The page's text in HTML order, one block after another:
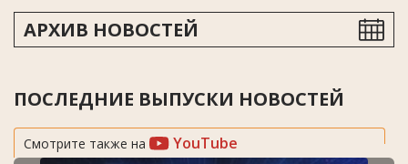
АРХИВ НОВОСТЕЙ
ПОСЛЕДНИЕ ВЫПУСКИ НОВОСТЕЙ
Смотрите также на YouTube